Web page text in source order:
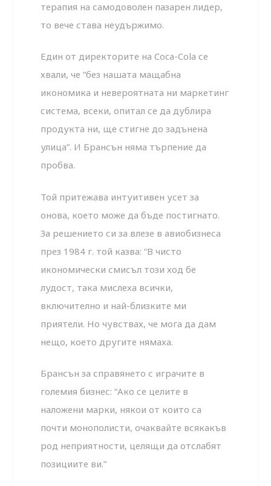
терапия на самодоволен пазарен лидер,
то вече става неудържимо.
Един от директорите на Coca-Cola се
хвали, че “без нашата мащабна
икономика и невероятната ни маркетинг
система, всеки, опитал се да дублира
продукта ни, ще стигне до задънена
улица”. И Брансън няма търпение да
пробва.
Той притежава интуитивен усет за
онова, което може да бъде постигнато.
За решението си за влезе в авиобизнеса
през 1984 г. той казва: “В чисто
икономически смисъл този ход бе
лудост, така мислеха всички,
включително и най-близките ми
приятели. Но чувствах, че мога да дам
нещо, което другите нямаха.
Брансън за справянето с играчите в
големия бизнес: “Ако се целите в
наложени марки, някои от които са
почти монополисти, очаквайте всякакъв
род неприятности, целящи да отслабят
позициите ви.”